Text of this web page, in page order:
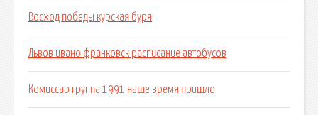
Восход победы курская буря
Львов ивано франковск расписание автобусов
Комиссар группа 1991 наше время пришло